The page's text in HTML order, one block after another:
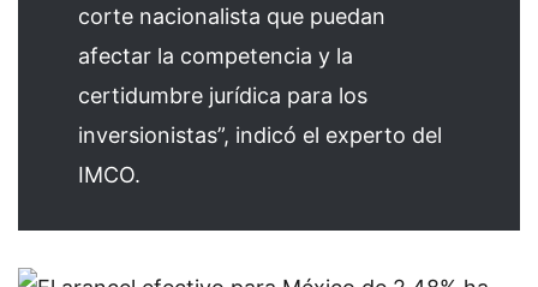
corte nacionalista que puedan
afectar la competencia y la
certidumbre jurídica para los
inversionistas”, indicó el experto del
IMCO.